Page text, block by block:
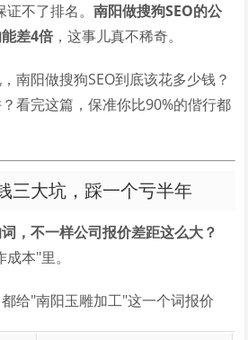
证不了排名。南阳做搜狗SEO的公
差4倍 ，这事儿真不稀奇。
南阳做搜狗SEO到底该花多少钱？
看完这篇，保准你比90%的偕行都
三大坑，踩一个亏半年
，不一样公司报价差距这么大？
本"里。
给"南阳玉雕加工"这一个词报价